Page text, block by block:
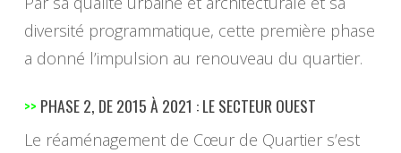
diversité programmatique, cette première phase
a donné l’impulsion au renouveau du quartier.
>> PHASE 2, DE 2015 À 2021 : LE SECTEUR OUEST
Le réaménagement de Cœur de Quartier s’est